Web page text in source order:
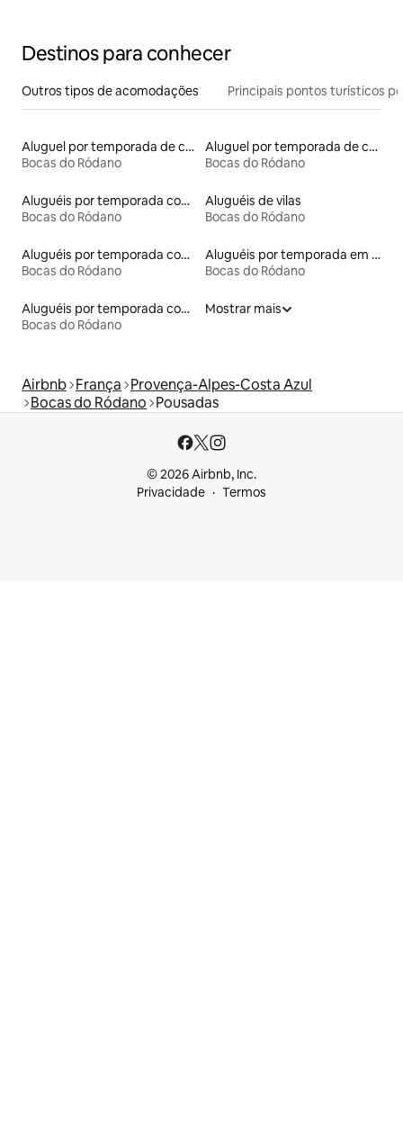
Destinos para conhecer
Outros tipos de acomodações Principais pontos turísticos
Aluguel por temporada de casas de hóspedes
Bocas do Ródano
Aluguel por temporada de castelos
Bocas do Ródano
Aluguéis por temporada com acesso ao lago
Bocas do Ródano
Aluguéis de vilas
Bocas do Ródano
Aluguéis por temporada com acesso à praia
Bocas do Ródano
Aluguéis por temporada em albergue
Bocas do Ródano
Aluguéis por temporada com caiaque
Bocas do Ródano
Mostrar mais
Airbnb França Provença-Alpes-Costa Azul
Bocas do Ródano Pousadas
© 2026 Airbnb, Inc.
Privacidade
Termos